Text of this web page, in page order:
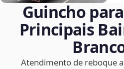
Guincho
Principais
Atendimento de reboque